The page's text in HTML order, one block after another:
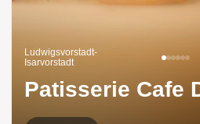
Ludwigsvorstadt-
Isarvorstadt
Patisserie Cafe